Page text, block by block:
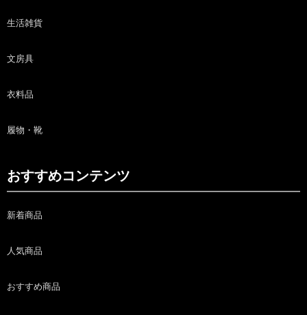
生活雑貨
文房具
衣料品
履物・靴
おすすめコンテンツ
新着商品
人気商品
おすすめ商品